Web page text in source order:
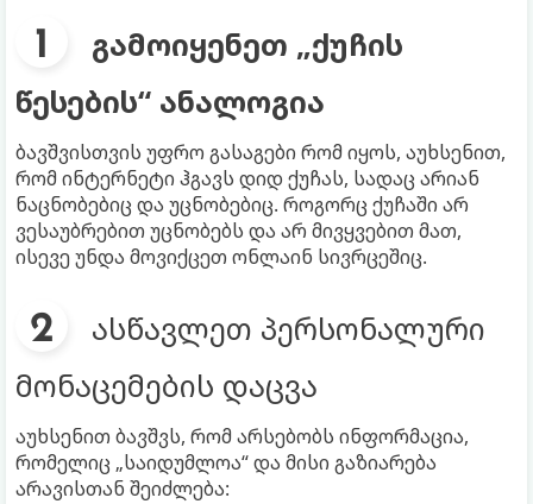
გამოიყენეთ „ქუჩის
წესების“ ანალოგია
ბავშვისთვის უფრო გასაგები რომ იყოს, აუხსენით,
რომ ინტერნეტი ჰგავს დიდ ქუჩას, სადაც არიან
ნაცნობებიც და უცნობებიც. როგორც ქუჩაში არ
ვესაუბრებით უცნობებს და არ მივყვებით მათ,
ისევე უნდა მოვიქცეთ ონლაინ სივრცეშიც.
ასწავლეთ პერსონალური
მონაცემების დაცვა
აუხსენით ბავშვს, რომ არსებობს ინფორმაცია,
რომელიც „საიდუმლოა“ და მისი გაზიარება
არავისთან შეიძლება: